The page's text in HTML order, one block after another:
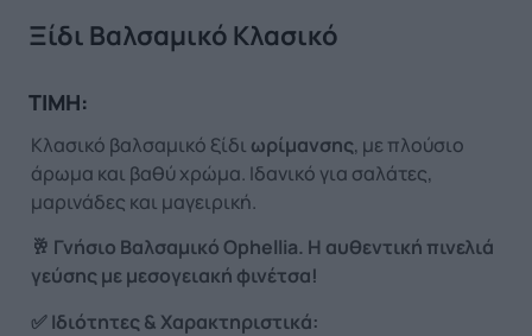
Ξίδι Βαλσαμικό Κλασικό
ΤΙΜΗ:
Κλασικό βαλσαμικό ξίδι ωρίμανσης, με πλούσιο
άρωμα και βαθύ χρώμα. Ιδανικό για σαλάτες,
μαρινάδες και μαγειρική.
🥂 Γνήσιο ΒαλσαμικόOphellia. Η αυθεντική πινελιά
γεύσης με μεσογειακή φινέτσα!
✅Ιδιότητες & Χαρακτηριστικά: